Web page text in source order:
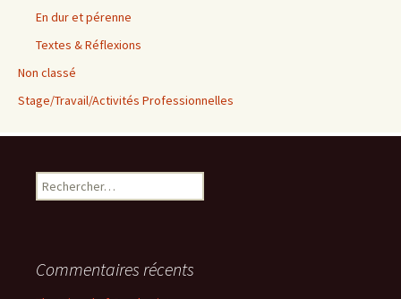
En dur et pérenne
Textes & Réflexions
Non classé
Stage/Travail/Activités Professionnelles
Rechercher :
Commentaires récents